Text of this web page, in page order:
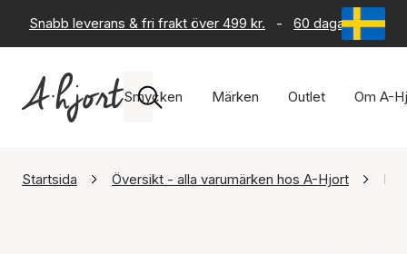
Snabb leverans & fri frakt över 499 kr. - 60 dagars
Smycken Märken Outlet Om A-
Startsida Översikt - alla varumärken hos A-Hjort